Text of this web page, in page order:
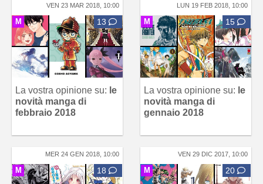
VEN 23 MAR 2018, 10:00
M 13
La vostra opinione su: le
novità manga di
febbraio 2018
LUN 19 FEB 2018, 10:00
M 15
La vostra opinione su: le
novità manga di
gennaio 2018
MER 24 GEN 2018, 10:00
M 18
VEN 29 DIC 2017, 10:00
M 20